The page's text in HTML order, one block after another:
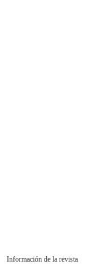
Información de la revista